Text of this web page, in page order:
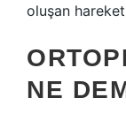
oluşan
NE